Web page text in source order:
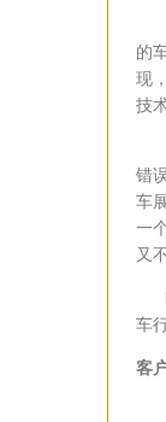
“
的
现
技
业
错
车
一
又
欧
车
客
在